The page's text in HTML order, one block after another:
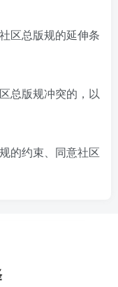
区总版规的延伸条
总版规冲突的，以
的约束、同意社区